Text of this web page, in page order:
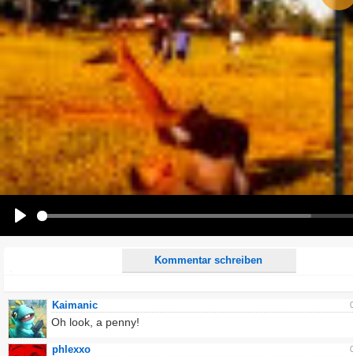
Kommentar schreiben
Kommentar:
Alle HTML-Tags außer <br>, <strike> und <i> werden aus Deinem Kommentar entfernt.
URLs werden automatisch umgewandelt. Bitte verwende "www." oder "http://" in URLs
Ich möchte eine E-Mail, wenn auf dieser Seite weitere Kommentare erscheinen.
Kaimanic
Oh look, a penny!
phlexxo